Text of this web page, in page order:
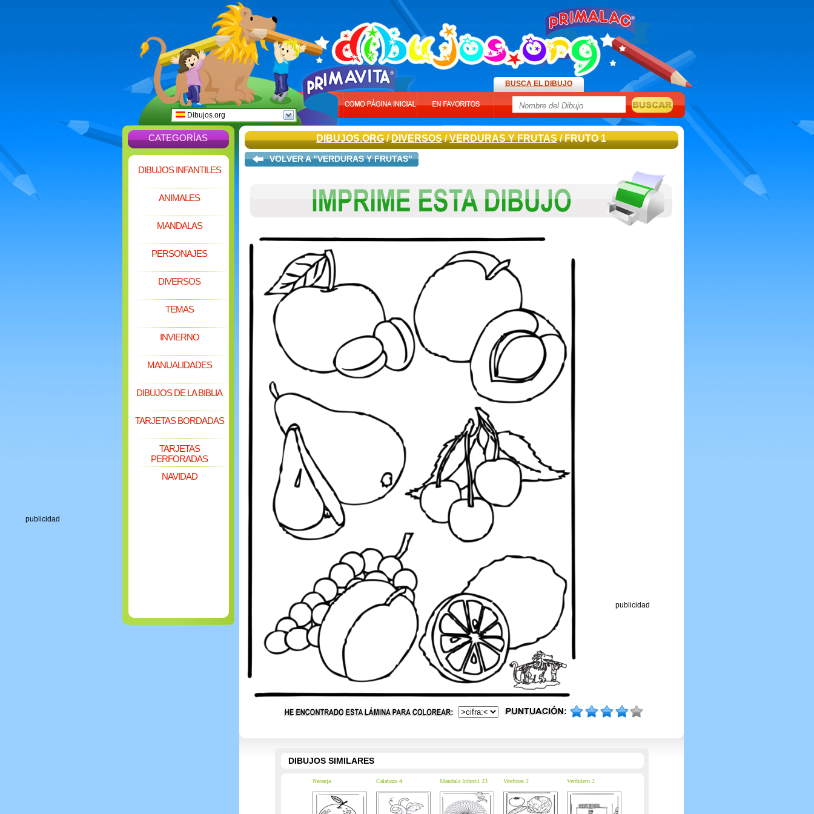
publicidad
Dibujos.org
BUSCA EL DIBUJO
CATEGORÍAS
DIBUJOS INFANTILES
ANIMALES
MANDALAS
PERSONAJES
DIVERSOS
TEMAS
INVIERNO
MANUALIDADES
DIBUJOS DE LA BIBLIA
TARJETAS BORDADAS
TARJETAS
PERFORADAS
NAVIDAD
DIBUJOS.ORG/DIVERSOS/VERDURAS Y FRUTAS/ FRUTO 1
VOLVER A "VERDURAS Y FRUTAS"
publicidad
DIBUJOS SIMILARES
Naranja Calabaza 4 Mandala Infantil 23 Verduras 2 Verdulero 2